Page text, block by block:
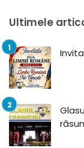
Ultimele